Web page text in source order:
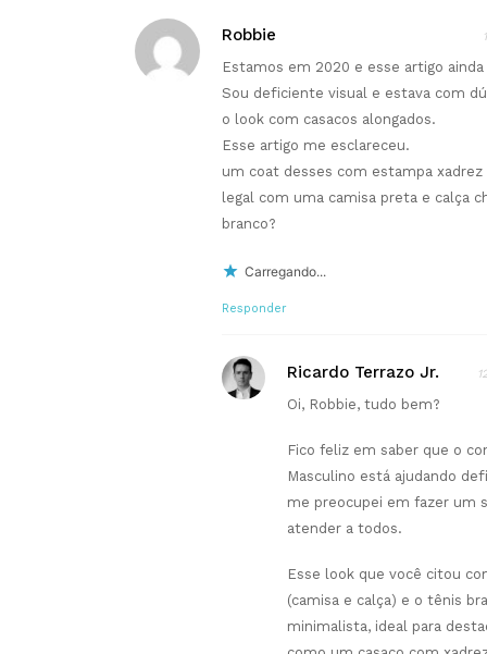
Robbie
Estamos em 2020 e esse artigo ainda
Sou deficiente visual e estava com
o look com casacos alongados.
Esse artigo me esclareceu.
um coat desses com estampa xadrez
legal com uma camisa preta e calça
branco?
Carregando...
Responder
Ricardo Terrazo Jr.
Oi, Robbie, tudo bem?
Fico feliz em saber que o
Masculino está ajudando
me preocupei em fazer um
atender a todos.
Esse look que você citou
(camisa e calça) e o tênis
minimalista, ideal para